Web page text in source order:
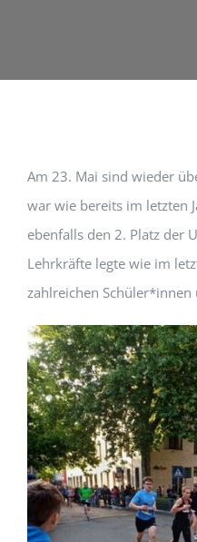
Am 23. Mai sind wieder
war wie bereits im letzten
ebenfalls den 2. Platz der
Lehrkräfte legte wie im
zahlreichen Schüler*innen